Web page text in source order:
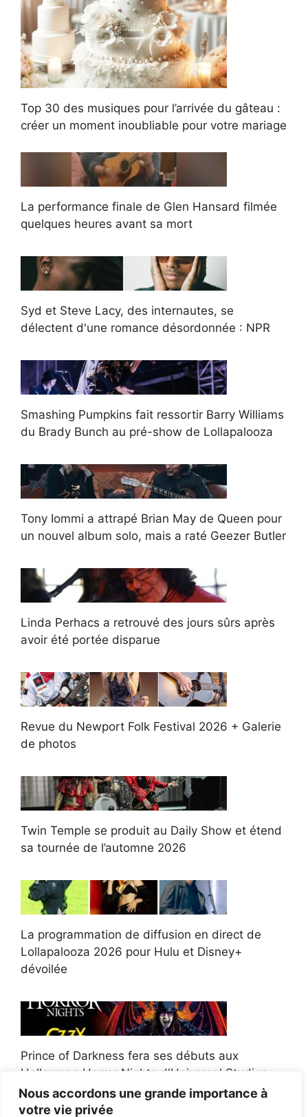
Nous accordons une grande importance à
votre vie privée
Top 30 des musiques pour l’arrivée du gâteau :
créer un moment inoubliable pour votre mariage
La performance finale de Glen Hansard filmée
quelques heures avant sa mort
Syd et Steve Lacy, des internautes, se
délectent d'une romance désordonnée : NPR
Smashing Pumpkins fait ressortir Barry Williams
du Brady Bunch au pré-show de Lollapalooza
Tony Iommi a attrapé Brian May de Queen pour
un nouvel album solo, mais a raté Geezer Butler
Linda Perhacs a retrouvé des jours sûrs après
avoir été portée disparue
Revue du Newport Folk Festival 2026 + Galerie
de photos
Twin Temple se produit au Daily Show et étend
sa tournée de l’automne 2026
La programmation de diffusion en direct de
Lollapalooza 2026 pour Hulu et Disney+
dévoilée
Prince of Darkness fera ses débuts aux
Halloween Horror Nights d'Universal Studios